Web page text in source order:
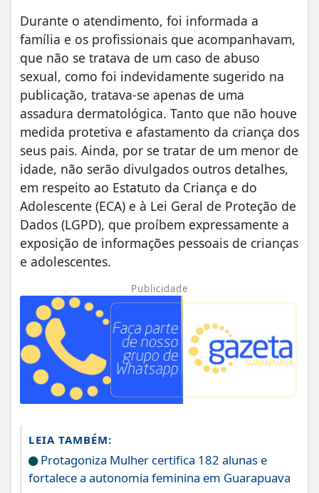
Durante o atendimento, foi informada a
família e os profissionais que acompanhavam,
que não se tratava de um caso de abuso
sexual, como foi indevidamente sugerido na
publicação, tratava-se apenas de uma
assadura dermatológica. Tanto que não houve
medida protetiva e afastamento da criança dos
seus pais. Ainda, por se tratar de um menor de
idade, não serão divulgados outros detalhes,
em respeito ao Estatuto da Criança e do
Adolescente (ECA) e à Lei Geral de Proteção de
Dados (LGPD), que proíbem expressamente a
exposição de informações pessoais de crianças
e adolescentes.
Publicidade
LEIA TAMBÉM:
Protagoniza Mulher certifica 182 alunas e
fortalece a autonomia feminina em Guarapuava